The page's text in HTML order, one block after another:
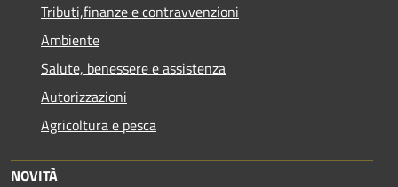
Tributi,finanze e contravvenzioni
Ambiente
Salute, benessere e assistenza
Autorizzazioni
Agricoltura e pesca
NOVITÀ